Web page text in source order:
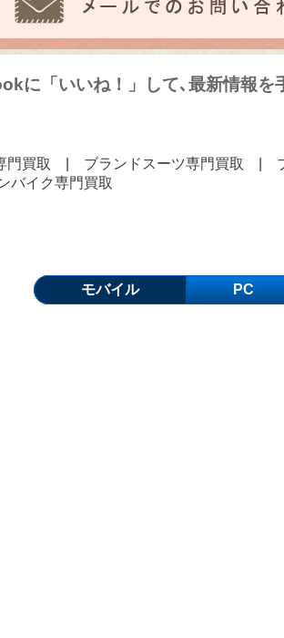
に「いいね！」して､最新情報を
門買取 ブランドスーツ専門買取
バイク専門買取
モバイル PC